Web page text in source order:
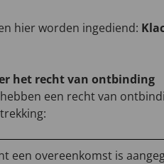
hier worden ingediend:
het recht van ontbinding
een recht van
een overeenkomst is